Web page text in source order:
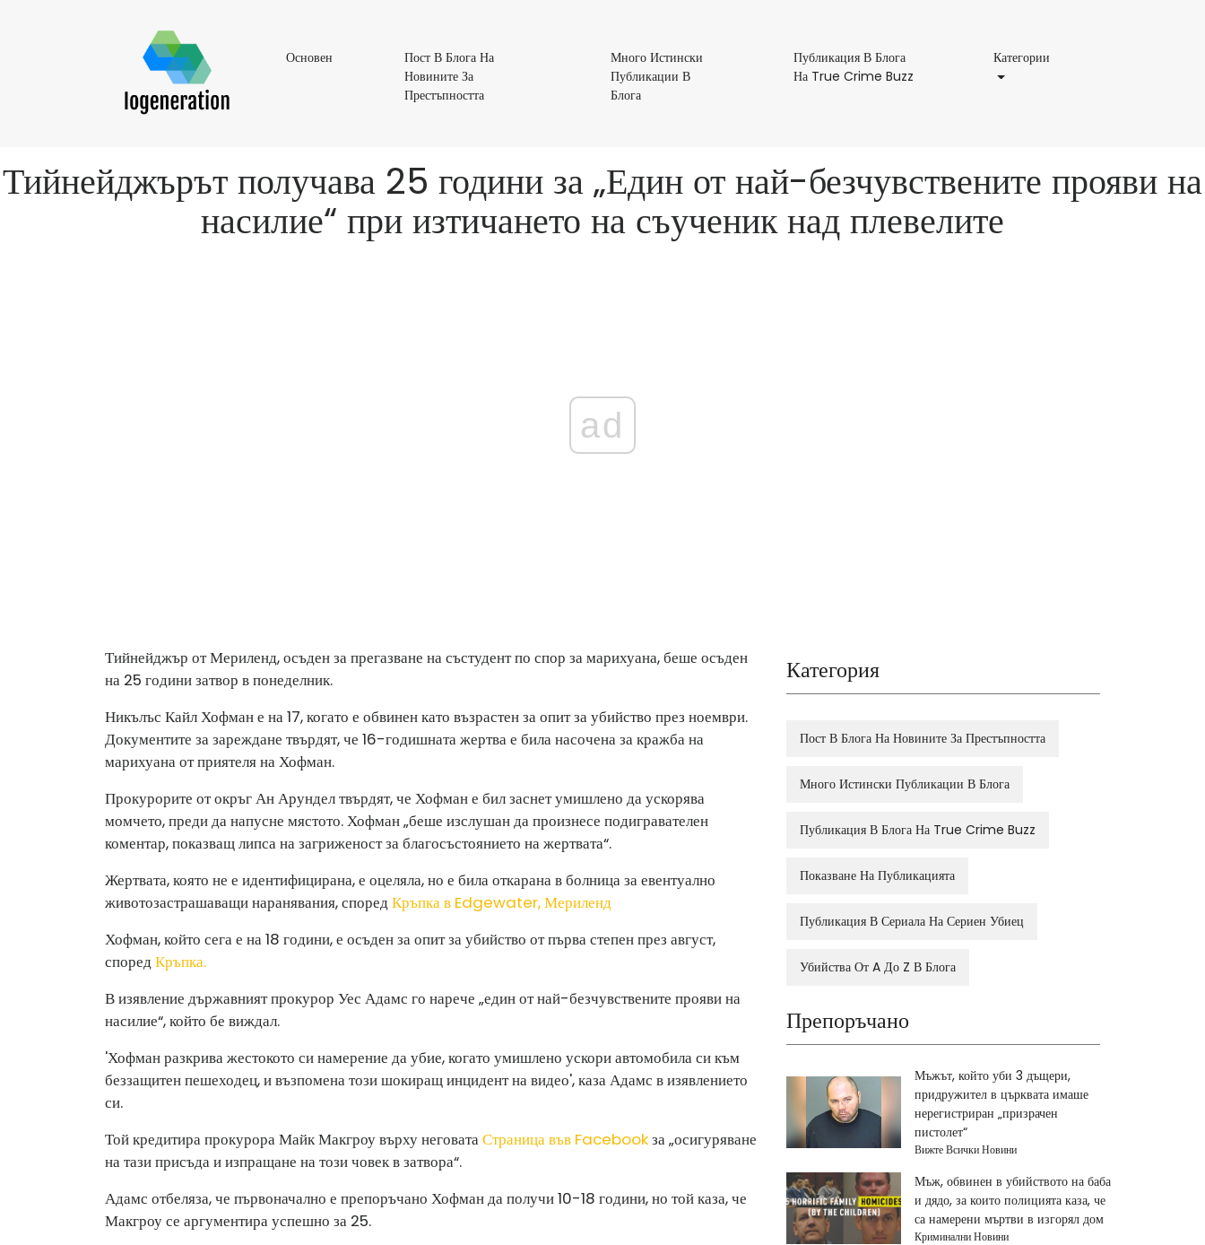
ОсновенОсновен
Пост В Блога На
Новините За
ПрестъпносттаПост
За
Престъпността
Много Истински
Публикации В
БлогаМного
Публикация В Блога
На True Crime Buzz
Buzz
Категории
Тийнейджърът получава 25 години за „Един от най-безчувствените прояви на
насилие“ при изтичането на съученик над плевелите
ad
Тийнейджър от Мериленд, осъден за прегазване на състудент по спор за марихуана, беше осъден
на 25 години затвор в понеделник.
Никълъс Кайл Хофман е на 17, когато е обвинен като възрастен за опит за убийство през ноември.
Документите за зареждане твърдят, че 16-годишната жертва е била насочена за кражба на
марихуана от приятеля на Хофман.
Прокурорите от окръг Ан Арундел твърдят, че Хофман е бил заснет умишлено да ускорява
момчето, преди да напусне мястото. Хофман „беше изслушан да произнесе подигравателен
коментар, показващ липса на загриженост за благосъстоянието на жертвата“.
Жертвата, която не е идентифицирана, е оцеляла, но е била откарана в болница за евентуално
животозастрашаващи наранявания, споредКръпка в Edgewater, Мериленд
Хофман, който сега е на 18 години, е осъден за опит за убийство от първа степен през август,
споредКръпка.
В изявление държавният прокурор Уес Адамс го нарече „един от най-безчувствените прояви на
насилие“, който бе виждал.
'Хофман разкрива жестокото си намерение да убие, когато умишлено ускори автомобила си към
беззащитен пешеходец, и възпомена този шокиращ инцидент на видео', каза Адамс в изявлението
си.
Той кредитира прокурора Майк Макгроу върху неговатаСтраница във Facebookза „осигуряване
на тази присъда и изпращане на този човек в затвора“.
Адамс отбеляза, че първоначално е препоръчано Хофман да получи 10-18 години, но той каза, че
Макгроу се аргументира успешно за 25.
Категория
Пост В Блога На Новините За Престъпността
Много Истински Публикации В Блога
Публикация В Блога На True Crime Buzz
Показване На Публикацията
Публикация В Сериала На Сериен Убиец
Убийства От A До Z В Блога
Препоръчано
Мъжът, който уби 3 дъщери,
придружител в църквата имаше
нерегистриран „призрачен
пистолет“
Вижте Всички Новини
Мъж, обвинен в убийството на баба
и дядо, за които полицията каза, че
са намерени мъртви в изгорял дом
Криминални Новини